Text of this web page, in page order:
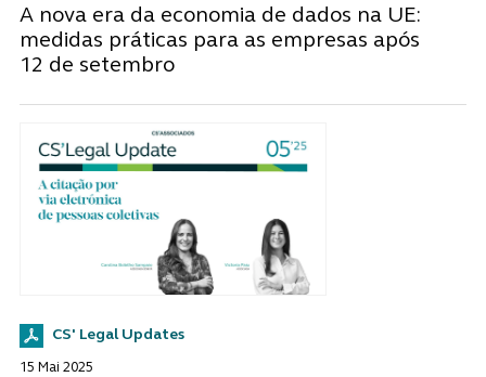
A nova era da economia de dados na UE:
medidas práticas para as empresas após
12 de setembro
CS' Legal Updates
15 Mai 2025